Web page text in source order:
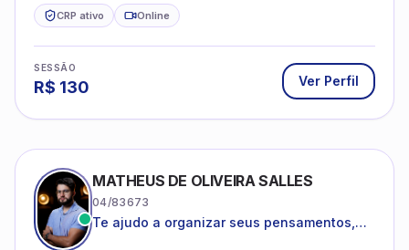
CRP ativo Online
SESSÃO
R$ 130 Ver Perfil
MATHEUS DE OLIVEIRA SALLES
04/83673
Te ajudo a organizar seus pensamentos,